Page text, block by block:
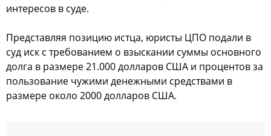
интересов в суде.
Представляя позицию истца, юристы ЦПО подали в
суд иск с требованием о взыскании суммы основного
долга в размере 21.000 долларов США и процентов за
пользование чужими денежными средствами в
размере около 2000 долларов США.